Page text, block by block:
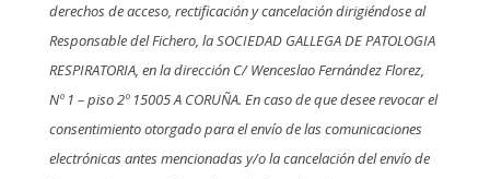
derechos de acceso, rectificación y cancelación dirigiéndose al
Responsable del Fichero, la SOCIEDAD GALLEGA DE PATOLOGIA
RESPIRATORIA, en la dirección C/ Wenceslao Fernández Florez,
Nº 1 – piso 2º 15005 A CORUÑA. En caso de que desee revocar el
consentimiento otorgado para el envío de las comunicaciones
electrónicas antes mencionadas y/o la cancelación del envío de